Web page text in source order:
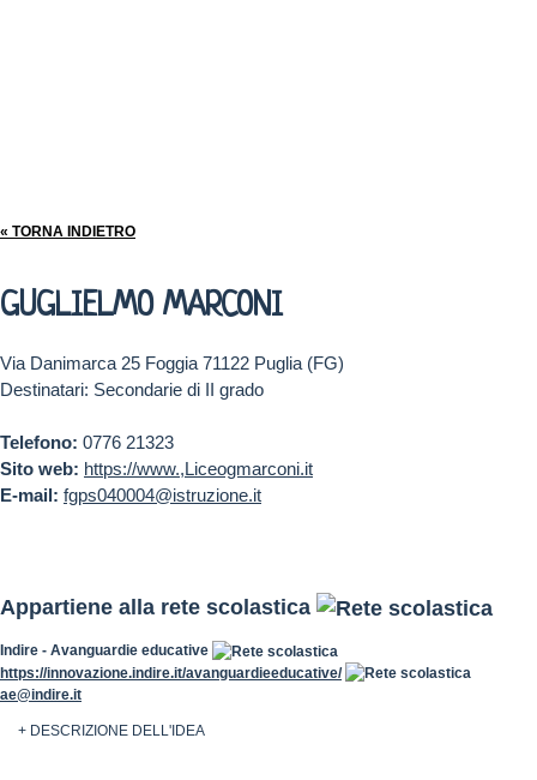
« TORNA INDIETRO
GUGLIELMO MARCONI
Via Danimarca 25 Foggia 71122 Puglia (FG)
Destinatari: Secondarie di II grado
Telefono: 0776 21323
Sito web: https://www.,Liceogmarconi.it
E-mail: fgps040004@istruzione.it
Appartiene alla rete scolastica
Indire - Avanguardie educative
https://innovazione.indire.it/avanguardieeducative/
ae@indire.it
+ DESCRIZIONE DELL'IDEA